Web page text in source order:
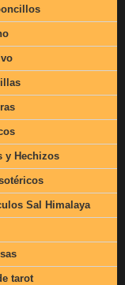
y Hechizos
Sal Himalaya
tarot